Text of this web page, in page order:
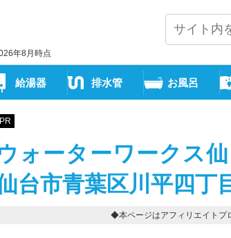
年8月時点
給湯器 排水管 お風呂
PR
ォーターワークス
台市青葉区川平四丁
◆本ページはアフィリエイトプ